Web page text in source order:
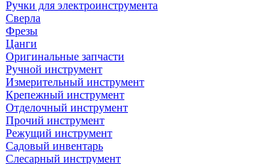
Ручки для электроинструмента
Сверла
Фрезы
Цанги
Оригинальные запчасти
Ручной инструмент
Измерительный инструмент
Крепежный инструмент
Отделочный инструмент
Прочий инструмент
Режущий инструмент
Садовый инвентарь
Слесарный инструмент